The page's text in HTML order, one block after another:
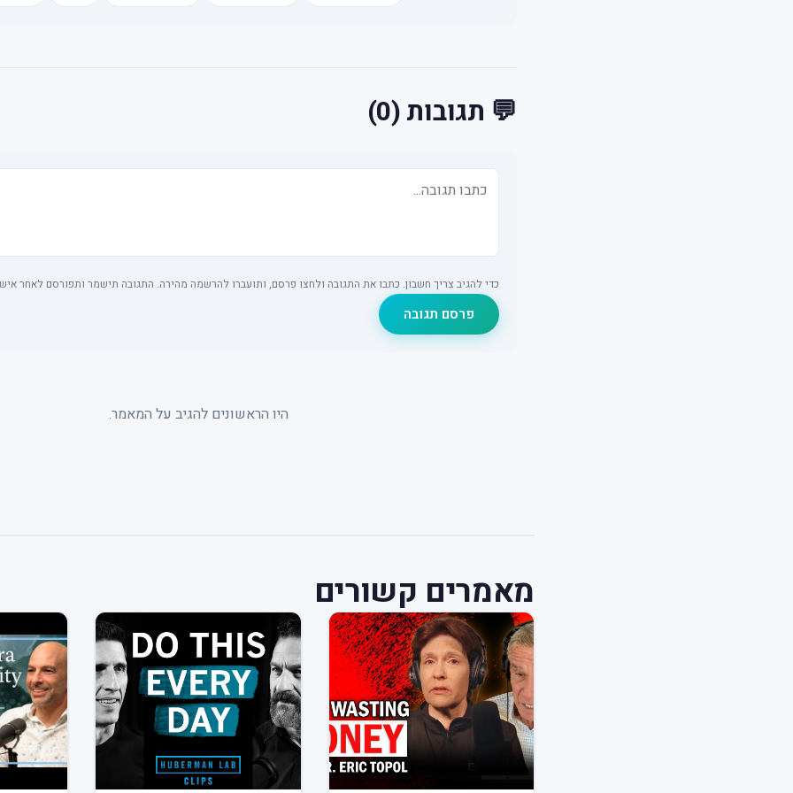
💬 תגובות (0)
כדי להגיב צריך חשבון. כתבו את התגובה ולחצו פרסם, ותועברו להרשמה מהירה. התגובה תישמר ותפורסם לאחר
פרסם תגובה
היו הראשונים להגיב על המאמר.
מאמרים קשורים